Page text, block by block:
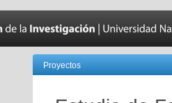
Proyectos